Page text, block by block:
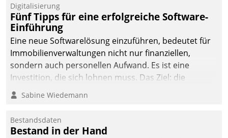
Digitalisierung
Fünf Tipps für eine erfolgreiche Software-
Einführung
Eine neue Softwarelösung einzuführen, bedeutet für
Immobilienverwaltungen nicht nur finanziellen,
sondern auch personellen Aufwand. Es ist eine
Investition, die sich lohnen muss. Das Ziel: die
nachhaltige Optimierung der Geschäftsabläufe. Damit
dieses Ziel erreicht wird, sollten einige Grundregeln
Sabine Wiedemann
Bestandsdaten
Bestand in der Hand